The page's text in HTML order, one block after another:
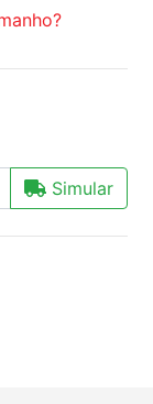
Simular